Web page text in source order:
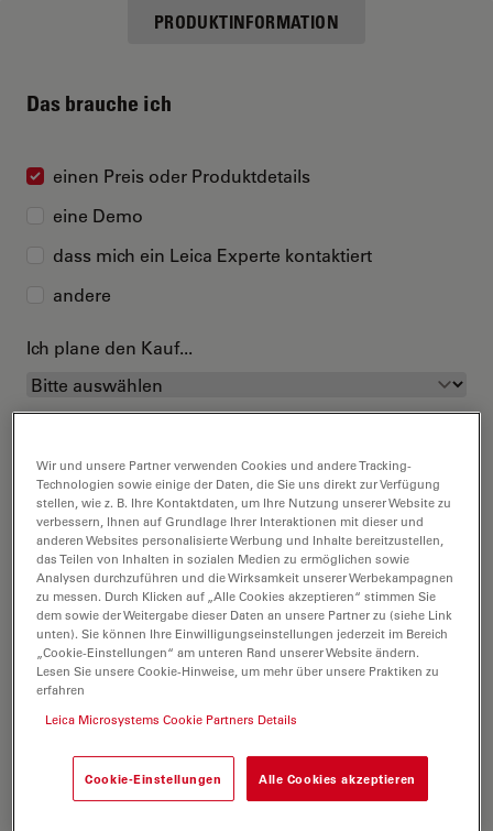
PRODUKTINFORMATION
Das brauche ich
einen Preis oder Produktdetails
eine Demo
dass mich ein Leica Experte kontaktiert
andere
Ich plane den Kauf...
Das bin ich
Akademischer Grad
Vorname
Nachname
Wir und unsere Partner verwenden Cookies und andere Tracking-
Technologien sowie einige der Daten, die Sie uns direkt zur Verfügung
stellen, wie z. B. Ihre Kontaktdaten, um Ihre Nutzung unserer Website zu
verbessern, Ihnen auf Grundlage Ihrer Interaktionen mit dieser und
anderen Websites personalisierte Werbung und Inhalte bereitzustellen,
das Teilen von Inhalten in sozialen Medien zu ermöglichen sowie
Analysen durchzuführen und die Wirksamkeit unserer Werbekampagnen
zu messen. Durch Klicken auf „Alle Cookies akzeptieren“ stimmen Sie
dem sowie der Weitergabe dieser Daten an unsere Partner zu (siehe Link
unten). Sie können Ihre Einwilligungseinstellungen jederzeit im Bereich
„Cookie-Einstellungen“ am unteren Rand unserer Website ändern.
Lesen Sie unsere Cookie-Hinweise, um mehr über unsere Praktiken zu
erfahren
Leica Microsystems Cookie Partners Details
Cookie-Einstellungen Alle Cookies akzeptieren